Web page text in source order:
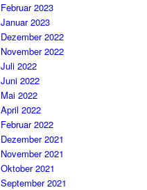
Februar 2023
Januar 2023
Dezember 2022
November 2022
Juli 2022
Juni 2022
Mai 2022
April 2022
Februar 2022
Dezember 2021
November 2021
Oktober 2021
September 2021